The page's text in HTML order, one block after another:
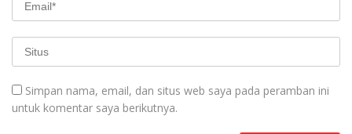
Simpan nama, email, dan situs web saya pada peramban ini
untuk komentar saya berikutnya.